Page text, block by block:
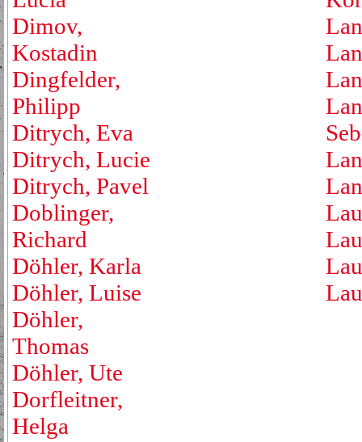
Dimov,
Kostadin
Dingfelder,
Philipp
Ditrych, Eva
Ditrych, Lucie
Ditrych, Pavel
Doblinger,
Richard
Döhler, Karla
Döhler, Luise
Döhler,
Thomas
Döhler, Ute
Dorfleitner,
Helga